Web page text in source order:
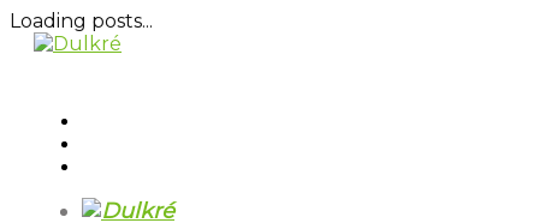
Loading posts...